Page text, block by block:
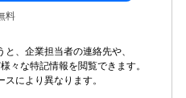
料
、企業担当者の連絡先や、
々な特記情報を閲覧できます。
により異なります。